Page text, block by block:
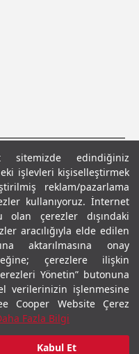
edindiğiniz
işlevleri kişiselleştirmek
reklam/pazarlama
kullanıyoruz. İnternet
olan çerezler dışındaki
aracılığıyla elde edilen
aktarılmasına onay
çerezlere ilişkin
Yönetin” butonuna
verilerinizin işlenmesine
Cooper Website Çerez
Fazla Bilgi
Kabul Et
MetniŞartlar ve Koşullar
Saklıdır.